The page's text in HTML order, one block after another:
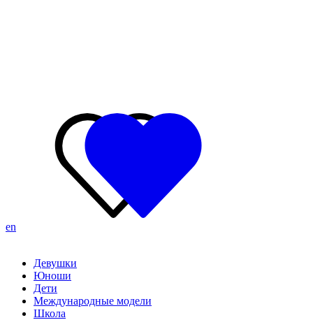
en
Девушки
Юноши
Дети
Международные модели
Школа